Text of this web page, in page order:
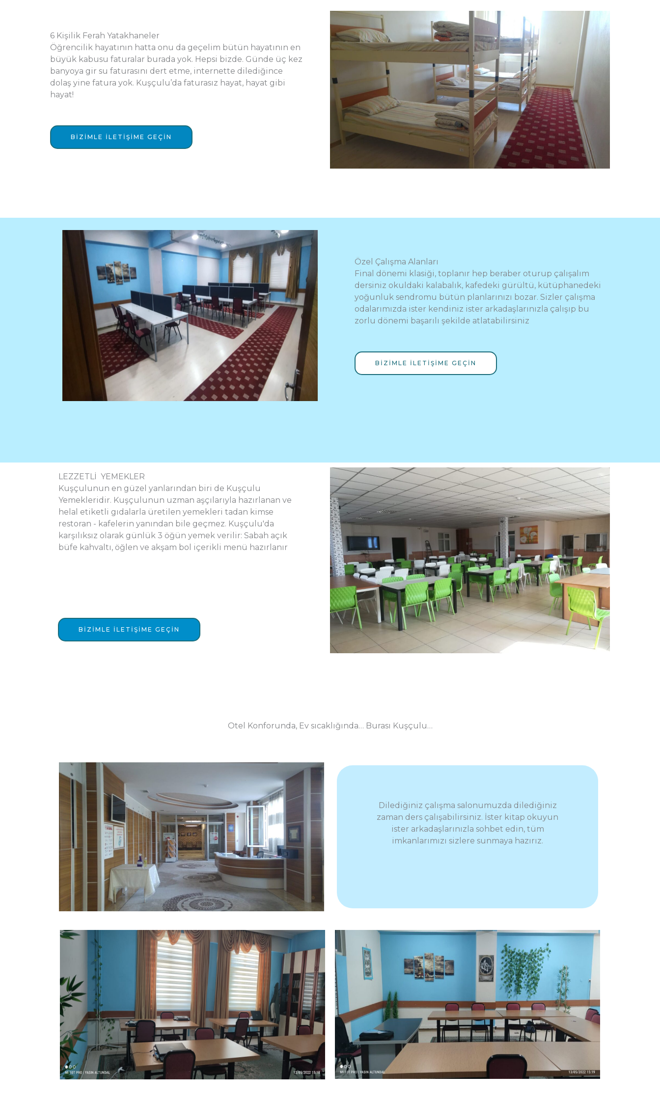
6 Kişilik Ferah Yatakhaneler
Öğrencilik hayatının hatta onu da geçelim bütün hayatının en
büyük kabusu faturalar burada yok. Hepsi bizde. Günde üç kez
banyoya gir su faturasını dert etme, internette dilediğince
dolaş yine fatura yok. Kuşçulu’da faturasız hayat, hayat gibi
hayat!
BIZIMLE ILETIŞIME GEÇIN
Özel Çalışma Alanları
Final dönemi klasiği, toplanır hep beraber oturup çalışalım
dersiniz okuldaki kalabalık, kafedeki gürültü, kütüphanedeki
yoğunluk sendromu bütün planlarınızı bozar. Sizler çalışma
odalarımızda ister kendiniz ister arkadaşlarınızla çalışıp bu
zorlu dönemi başarılı şekilde atlatabilirsiniz
BIZIMLE ILETIŞIME GEÇIN
LEZZETLİ YEMEKLER
Kuşçulunun en güzel yanlarından biri de Kuşçulu
Yemekleridir. Kuşçulunun uzman aşçılarıyla hazırlanan ve
helal etiketli gıdalarla üretilen yemekleri tadan kimse
restoran - kafelerin yanından bile geçmez. Kuşçulu'da
karşılıksız olarak günlük 3 öğün yemek verilir: Sabah açık
büfe kahvaltı, öğlen ve akşam bol içerikli menü hazırlanır
BIZIMLE ILETIŞIME GEÇIN
Otel Konforunda, Ev sıcaklığında… Burası Kuşçulu…
Dilediğiniz çalışma salonumuzda dilediğiniz
zaman ders çalışabilirsiniz. İster kitap okuyun
ister arkadaşlarınızla sohbet edin, tüm
imkanlarımızı sizlere sunmaya hazırız.